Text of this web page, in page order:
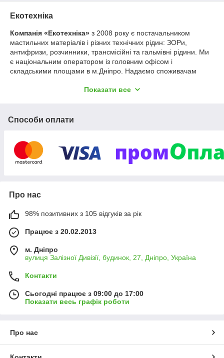
Екотехніка
Компанія «Екотехніка» з 2008 року є постачальником
мастильних матеріалів і різних технічних рідин: ЗОРи,
антифризи, розчинники, трансмісійні та гальмівні рідини. Ми
є національним оператором із головним офісом і
складськими площами в м.Дніпро. Надаємо споживачам
мастильні матеріали світових виробників: Motul, Mobil, Orlen,
«MOL», «Sunoco» «Баркор», «Bechem», «Wolver» та
Запорізькій областях.
Оперуємо наливними нормами від 200л до вагонних норм, а
також фасованою продукцією різних тарних ємностей.
Ми пишаємося тим, що нам довіряють лідери різних галузей
країни: Вільногірський ГМК, ВАТ КЗРК, ПРАТ «Суха Балка»,
Метінвест, Дніпроспецсталь, ДТЕК, Дніпроважмаш, Інтерпайп,
Сентравіс Продакшн Юкрейн, Трубосталь, ПО Оскар, КБ
Південне, Агро-Овен, Агро-Еліта, КСГ Агро, Черкаський,
Рівненський і Сєвєродонецький “Азот” та інші.
Показати все
Способи оплати
Про нас
98% позитивних з 105 відгуків за рік
Працює з 20.02.2013
м. Дніпро
вулиця Залізної Дивізії, будинок, 27, Дніпро, Україна
Контакти
Сьогодні працює з 09:00 до 17:00
Показати весь графік роботи
Про нас